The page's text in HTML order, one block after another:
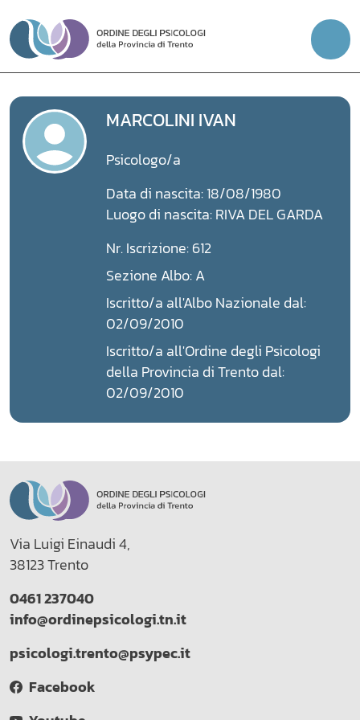
Vai
MARCOLINI IVAN
Psicologo/a
Data di nascita: 18/08/1980
Luogo di nascita: RIVA DEL GARDA
Nr. Iscrizione: 612
Sezione Albo: A
Iscritto/a all'Albo Nazionale dal:
02/09/2010
Iscritto/a all'Ordine degli Psicologi
della Provincia di Trento dal:
02/09/2010
Via Luigi Einaudi 4,
38123 Trento
0461 237040
info@ordinepsicologi.tn.it
psicologi.trento@psypec.it
Facebook